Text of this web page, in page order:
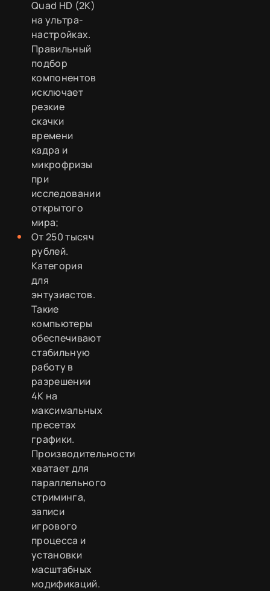
Quad HD (2К)
на ультра-
настройках.
Правильный
подбор
компонентов
исключает
резкие
скачки
времени
кадра и
микрофризы
при
исследовании
открытого
мира;
От 250 тысяч
рублей.
Категория
для
энтузиастов.
Такие
компьютеры
обеспечивают
стабильную
работу в
разрешении
4K на
максимальных
пресетах
графики.
Производительности
хватает для
параллельного
стриминга,
записи
игрового
процесса и
установки
масштабных
модификаций.